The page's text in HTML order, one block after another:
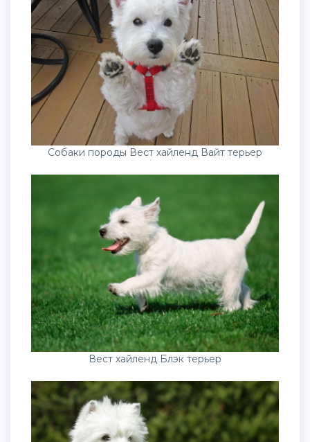
Собаки породы Вест хайленд Вайт терьер
Вест хайленд Блэк терьер